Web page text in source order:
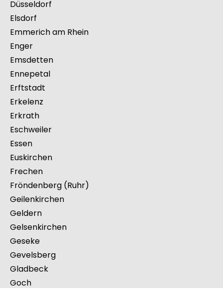
Dülmen
Duisburg
Düren
Düsseldorf
Elsdorf
Emmerich am Rhein
Enger
Emsdetten
Ennepetal
Erftstadt
Erkelenz
Erkrath
Eschweiler
Essen
Euskirchen
Frechen
Fröndenberg (Ruhr)
Geilenkirchen
Geldern
Gelsenkirchen
Geseke